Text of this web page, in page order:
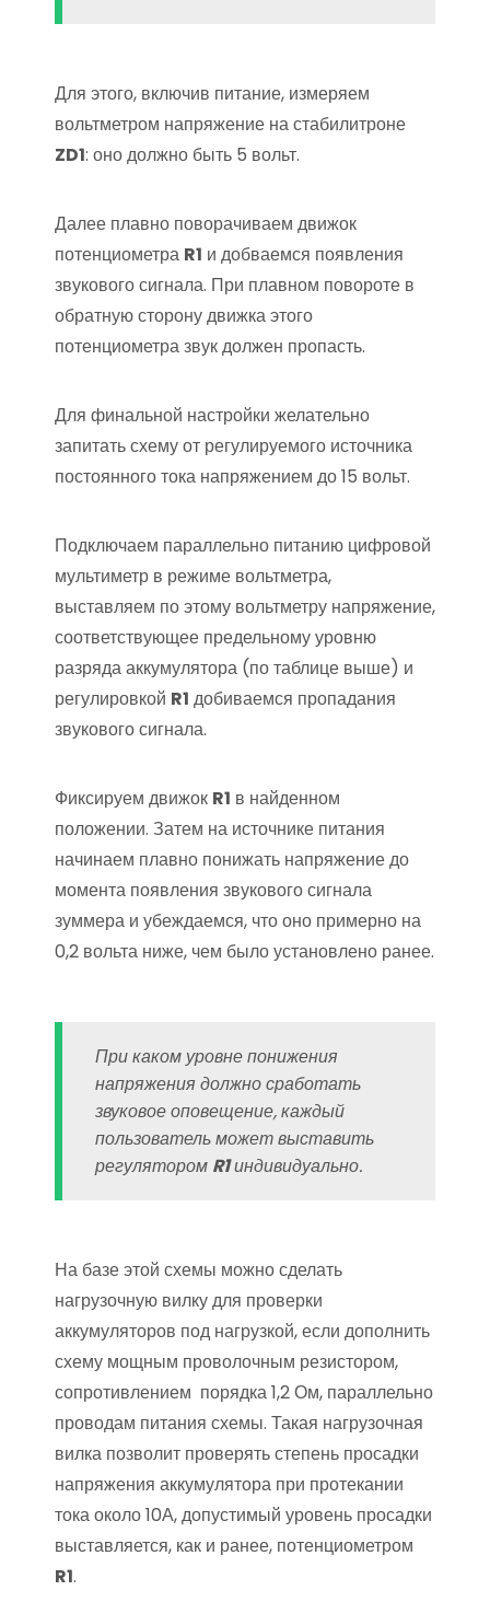
Для этого, включив питание, измеряем
вольтметром напряжение на стабилитроне
ZD1: оно должно быть 5 вольт.
Далее плавно поворачиваем движок
потенциометра R1 и добваемся появления
звукового сигнала. При плавном повороте в
обратную сторону движка этого
потенциометра звук должен пропасть.
Для финальной настройки желательно
запитать схему от регулируемого источника
постоянного тока напряжением до 15 вольт.
Подключаем параллельно питанию цифровой
мультиметр в режиме вольтметра,
выставляем по этому вольтметру напряжение,
соответствующее предельному уровню
разряда аккумулятора (по таблице выше) и
регулировкой R1 добиваемся пропадания
звукового сигнала.
Фиксируем движок R1 в найденном
положении. Затем на источнике питания
начинаем плавно понижать напряжение до
момента появления звукового сигнала
зуммера и убеждаемся, что оно примерно на
0,2 вольта ниже, чем было установлено ранее.
При каком уровне понижения
напряжения должно сработать
звуковое оповещение, каждый
пользователь может выставить
регулятором R1индивидуально.
На базе этой схемы можно сделать
нагрузочную вилку для проверки
аккумуляторов под нагрузкой, если дополнить
схему мощным проволочным резистором,
сопротивлением порядка 1,2 Ом, параллельно
проводам питания схемы. Такая нагрузочная
вилка позволит проверять степень просадки
напряжения аккумулятора при протекании
тока около 10А, допустимый уровень просадки
выставляется, как и ранее, потенциометром
R1.